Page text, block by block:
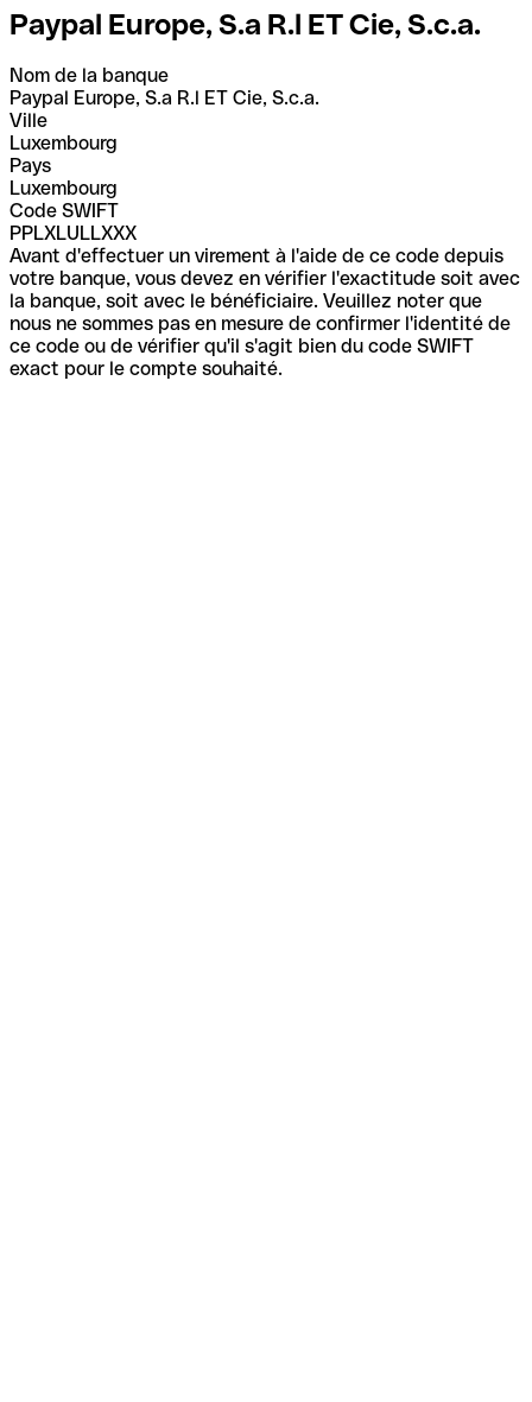
Paypal Europe, S.a R.l ET Cie, S.c.a.
Nom de la banque
Paypal Europe, S.a R.l ET Cie, S.c.a.
Ville
Luxembourg
Pays
Luxembourg
Code SWIFT
PPLXLULLXXX
Avant d'effectuer un virement à l'aide de ce code depuis
votre banque, vous devez en vérifier l'exactitude soit avec
la banque, soit avec le bénéficiaire. Veuillez noter que
nous ne sommes pas en mesure de confirmer l'identité de
ce code ou de vérifier qu'il s'agit bien du code SWIFT
exact pour le compte souhaité.